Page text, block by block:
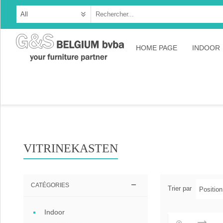
HOME PAGE INDOOR
VITRINEKASTEN
Trier par
CATÉGORIES
Indoor